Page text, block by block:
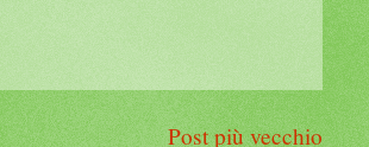
Post più vecchio